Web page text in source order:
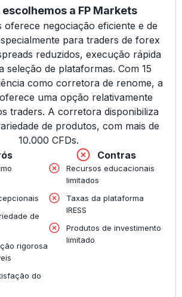
escolhemos a FP Markets
oferece negociação eficiente e de
para traders de forex
reduzidos, execução rápida
seleção de plataformas. Com 15
como corretora de renome, a
uma opção relativamente
traders. A corretora disponibiliza
de produtos, com mais de
10.000 CFDs.
de
rigorosa
do
Contras
Recursos educacionais
limitados
Taxas da plataforma
IRESS
Produtos de investimento
limitado